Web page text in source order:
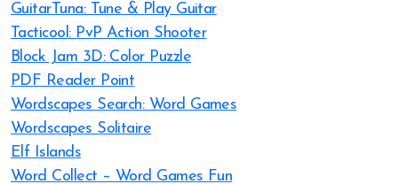
GuitarTuna: Tune & Play Guitar
Tacticool: PvP Action Shooter
Block Jam 3D: Color Puzzle
PDF Reader Point
Wordscapes Search: Word Games
Wordscapes Solitaire
Elf Islands
Word Collect – Word Games Fun